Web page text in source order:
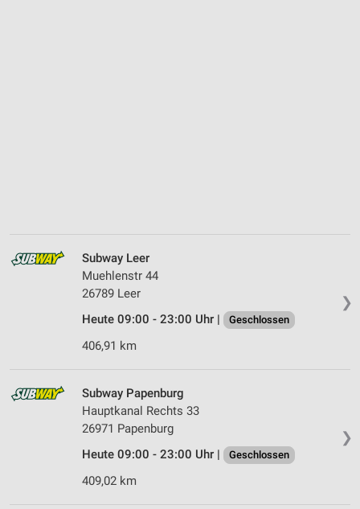
❯
Subway Leer
Muehlenstr 44
26789 Leer
Heute 09:00 - 23:00 Uhr |
Geschlossen
406,91 km
❯
Subway Papenburg
Hauptkanal Rechts 33
26971 Papenburg
Heute 09:00 - 23:00 Uhr |
Geschlossen
409,02 km